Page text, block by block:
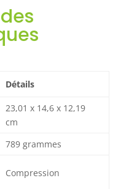
fiabilité
supérieures. Écran
LCD rétroéclairé :
l'écran LCD
élégante et high-
affichage clair
facilite la lecture et
paramètres. Vous
configurer les
Détails
23,01 x 14,6 x 12,19
cm
789 grammes
Compression